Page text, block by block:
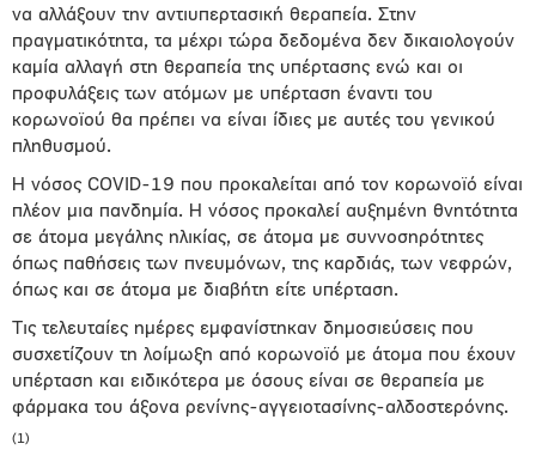
να αλλάξουν την αντιυπερτασική θεραπεία. Στην
πραγματικότητα, τα μέχρι τώρα δεδομένα δεν δικαιολογούν
καμία αλλαγή στη θεραπεία της υπέρτασης ενώ και οι
προφυλάξεις των ατόμων με υπέρταση έναντι του
κορωνοϊού θα πρέπει να είναι ίδιες με αυτές του γενικού
πληθυσμού.
Η νόσος COVID-19 που προκαλείται από τον κορωνοϊό είναι
πλέον μια πανδημία. Η νόσος προκαλεί αυξημένη θνητότητα
σε άτομα μεγάλης ηλικίας, σε άτομα με συννοσηρότητες
όπως παθήσεις των πνευμόνων, της καρδιάς, των νεφρών,
όπως και σε άτομα με διαβήτη είτε υπέρταση.
Τις τελευταίες ημέρες εμφανίστηκαν δημοσιεύσεις που
συσχετίζουν τη λοίμωξη από κορωνοϊό με άτομα που έχουν
υπέρταση και ειδικότερα με όσους είναι σε θεραπεία με
φάρμακα του άξονα ρενίνης-αγγειοτασίνης-αλδοστερόνης.
(1)